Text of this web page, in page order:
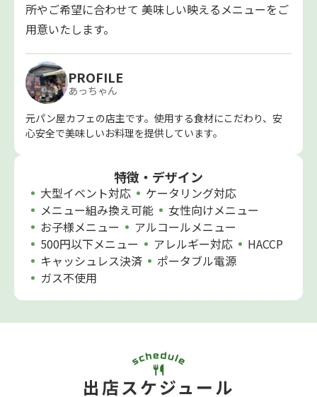
所やご希望に合わせて 美味しい映えるメニューをご
用意いたします。
PROFILE
あっちゃん
元パン屋カフェの店主です。使用する食材にこだわり、安
心安全で美味しいお料理を提供しています。
特徴・デザイン
大型イベント対応
ケータリング対応
メニュー組み換え可能
女性向けメニュー
お子様メニュー
アルコールメニュー
500円以下メニュー
アレルギー対応
HACCP
キャッシュレス決済
ポータブル電源
ガス不使用
出店スケジュール